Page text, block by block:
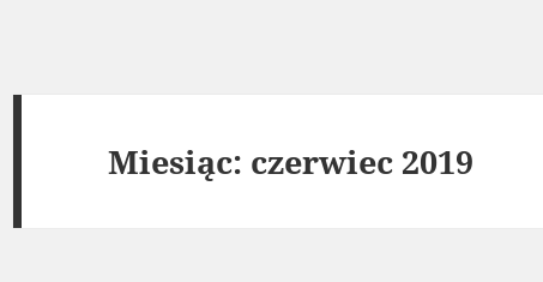
Miesiąc: czerwiec 2019